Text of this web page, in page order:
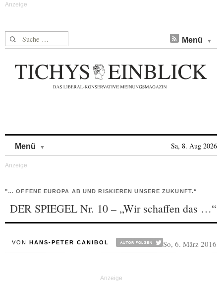
Suche nach: Menü
Menü Sa, 8. Aug 2026
"… OFFENE EUROPA AB UND RISKIEREN UNSERE ZUKUNFT.“
DER SPIEGEL Nr. 10 – „Wir schaffen das …“
VON HANS-PETER CANIBOL So, 6. März 2016